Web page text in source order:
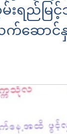
စွမ်းရည်
ဆောင်